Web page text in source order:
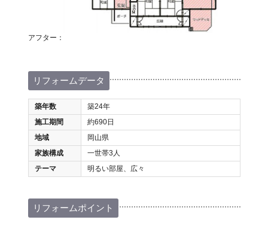
アフター：
リフォームデータ
築年数
築24年
施工期間
約690日
地域
岡山県
家族構成
一世帯3人
テーマ
明るい部屋、広々
リフォームポイント